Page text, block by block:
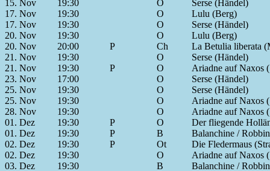
15. Nov
19:30 O
Serse (Händel)
17. Nov
19:30 O
Lulu (Berg)
17. Nov
19:30 O
Serse (Händel)
20. Nov
19:30 O
Lulu (Berg)
20. Nov
20:00 P Ch
La Betulia liberata
21. Nov
19:30 O
Serse (Händel)
21. Nov
19:30 P O
Ariadne auf Naxos
23. Nov
17:00 O
Serse (Händel)
25. Nov
19:30 O
Serse (Händel)
25. Nov
19:30 O
Ariadne auf Naxos
28. Nov
19:30 O
Ariadne auf Naxos
01. Dez
19:30 P O
Der fliegende
01. Dez
19:30 P B
Balanchine /
02. Dez
19:30 P Ot
Die Fledermaus
02. Dez
19:30 O
Ariadne auf Naxos
03. Dez
19:30 B
Balanchine /